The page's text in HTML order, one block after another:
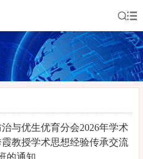
与优生优育分会2026年学术
教授学术思想经验传承交流